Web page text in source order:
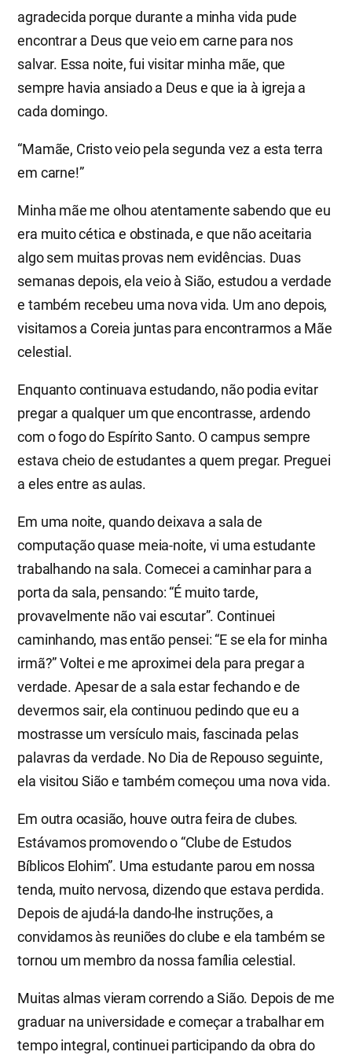
agradecida porque durante a minha vida pude
encontrar a Deus que veio em carne para nos
salvar. Essa noite, fui visitar minha mãe, que
sempre havia ansiado a Deus e que ia à igreja a
cada domingo.
“Mamãe, Cristo veio pela segunda vez a esta terra
em carne!”
Minha mãe me olhou atentamente sabendo que eu
era muito cética e obstinada, e que não aceitaria
algo sem muitas provas nem evidências. Duas
semanas depois, ela veio à Sião, estudou a verdade
e também recebeu uma nova vida. Um ano depois,
visitamos a Coreia juntas para encontrarmos a Mãe
celestial. ​
Enquanto continuava estudando, não podia evitar
pregar a qualquer um que encontrasse, ardendo
com o fogo do Espírito Santo. O campus sempre
estava cheio de estudantes a quem pregar. Preguei
a eles entre as aulas.
Em uma noite, quando deixava a sala de
computação quase meia-noite, vi uma estudante
trabalhando na sala. Comecei a caminhar para a
porta da sala, pensando: “É muito tarde,
provavelmente não vai escutar”. Continuei
caminhando, mas então pensei: “E se ela for minha
irmã?” Voltei e me aproximei dela para pregar a
verdade. Apesar de a sala estar fechando e de
devermos sair, ela continuou pedindo que eu a
mostrasse um versículo mais, fascinada pelas
palavras da verdade. No Dia de Repouso seguinte,
ela visitou Sião e também começou uma nova vida.
Em outra ocasião, houve outra feira de clubes.
Estávamos promovendo o “Clube de Estudos
Bíblicos Elohim”. Uma estudante parou em nossa
tenda, muito nervosa, dizendo que estava perdida.
Depois de ajudá-la dando-lhe instruções, a
convidamos às reuniões do clube e ela também se
tornou um membro da nossa família celestial.
Muitas almas vieram correndo a Sião. Depois de me
graduar na universidade e começar a trabalhar em
tempo integral, continuei participando da obra do